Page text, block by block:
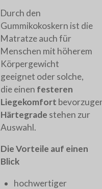
Durch den
Gummikokoskern ist die
Matratze auch für
Menschen mit höherem
Körpergewicht
geeignet oder solche,
die einen festeren
Liegekomfort
Härtegrade stehen zur
Auswahl.
Die Vorteile auf einen
Blick
hochwertiger